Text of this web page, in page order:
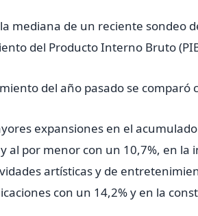
mediana de un reciente sondeo
del Producto Interno Bruto
del año pasado se comparó
expansiones en el
al por menor con un 10,7%, en
artísticas y de
con un 14,2% y en la